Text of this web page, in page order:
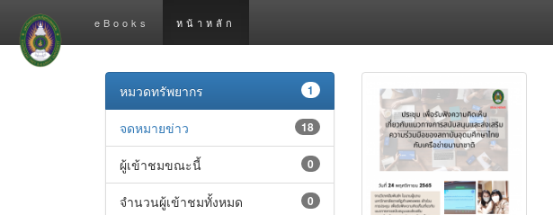
eBooks หน้าหลัก
1
หมวดทรัพยากร
18
จดหมายข่าว
0
ผู้เข้าชมขณะนี้
0
จำนวนผู้เข้าชมทั้งหมด